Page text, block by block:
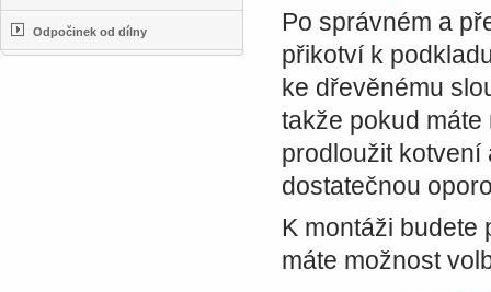
Po správném a
přikotví k
ke dřevěnému
takže pokud
prodloužit kotvení
dostatečnou
K montáži budete
máte možnost
Odpočinek od dílny